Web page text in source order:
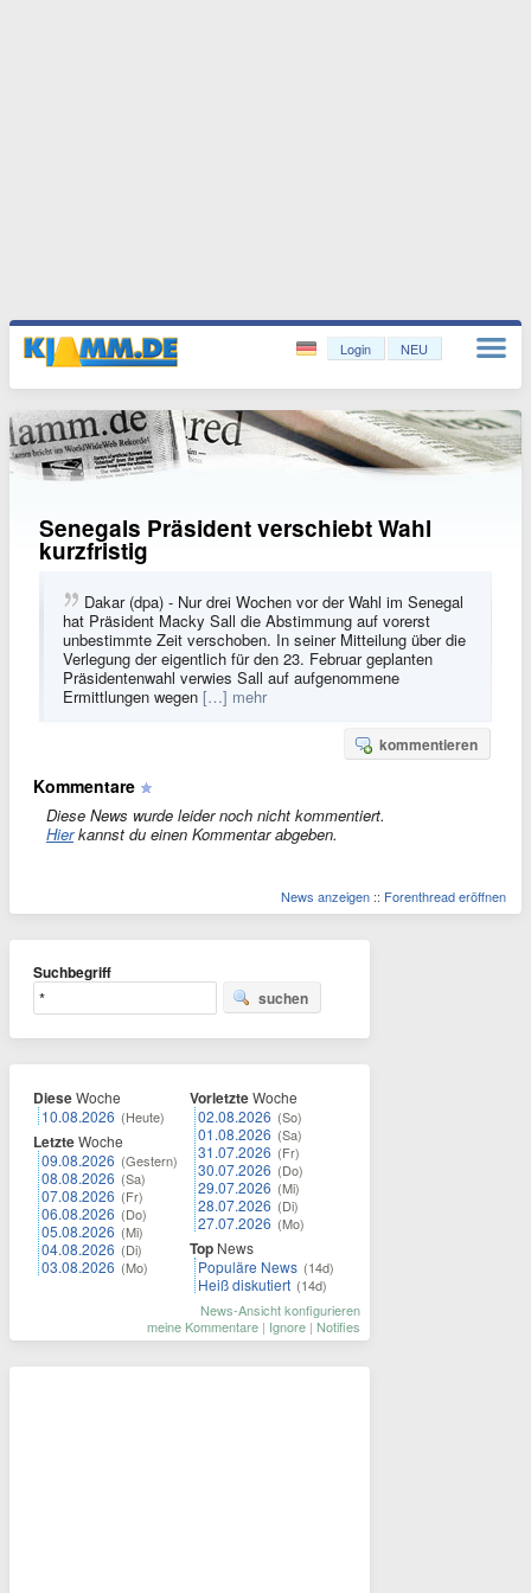
Login NEU
Senegals Präsident verschiebt Wahl
kurzfristig
Dakar (dpa) - Nur drei Wochen vor der Wahl im Senegal
hat Präsident Macky Sall die Abstimmung auf vorerst
unbestimmte Zeit verschoben. In seiner Mitteilung über die
Verlegung der eigentlich für den 23. Februar geplanten
Präsidentenwahl verwies Sall auf aufgenommene
Ermittlungen wegen […] mehr
kommentieren
Kommentare
Diese News wurde leider noch nicht kommentiert.
Hierkannst du einen Kommentar abgeben.
News anzeigen :: Forenthread eröffnen
Suchbegriff
suchen
DieseWoche
10.08.2026 (Heute)
LetzteWoche
09.08.2026 (Gestern)
08.08.2026 (Sa)
07.08.2026 (Fr)
06.08.2026 (Do)
05.08.2026 (Mi)
04.08.2026 (Di)
03.08.2026 (Mo)
VorletzteWoche
02.08.2026 (So)
01.08.2026 (Sa)
31.07.2026 (Fr)
30.07.2026 (Do)
29.07.2026 (Mi)
28.07.2026 (Di)
27.07.2026 (Mo)
Top News
Populäre News (14d)
Heiß diskutiert (14d)
News-Ansicht konfigurieren
meine Kommentare | Ignore | Notifies